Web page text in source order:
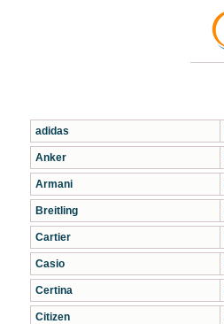
adidas
Anker
Armani
Breitling
Cartier
Casio
Certina
Citizen